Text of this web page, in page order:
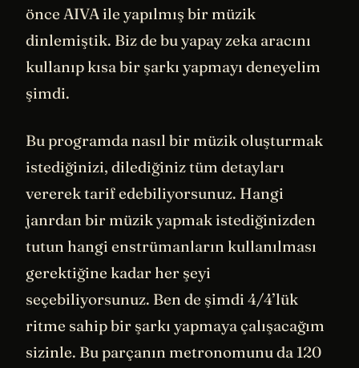
önce AIVA ile yapılmış bir müzik
dinlemiştik. Biz de bu yapay zeka aracını
kullanıp kısa bir şarkı yapmayı deneyelim
şimdi.
Bu programda nasıl bir müzik oluşturmak
istediğinizi, dilediğiniz tüm detayları
vererek tarif edebiliyorsunuz. Hangi
janrdan bir müzik yapmak istediğinizden
tutun hangi enstrümanların kullanılması
gerektiğine kadar her şeyi
seçebiliyorsunuz. Ben de şimdi 4/4’lük
ritme sahip bir şarkı yapmaya çalışacağım
sizinle. Bu parçanın metronomunu da 120